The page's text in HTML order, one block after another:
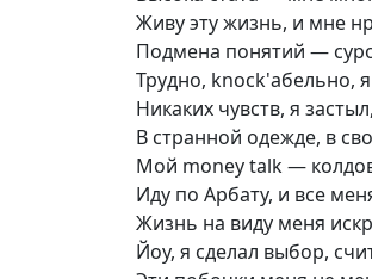
Живу эту жизнь, и мне
Подмена понятий —
Трудно, knock'абельно,
Никаких чувств, я
В странной одежде, в
Мой money talk —
Иду по Арбату, и все
Жизнь на виду меня
Йоу, я сделал выбор,